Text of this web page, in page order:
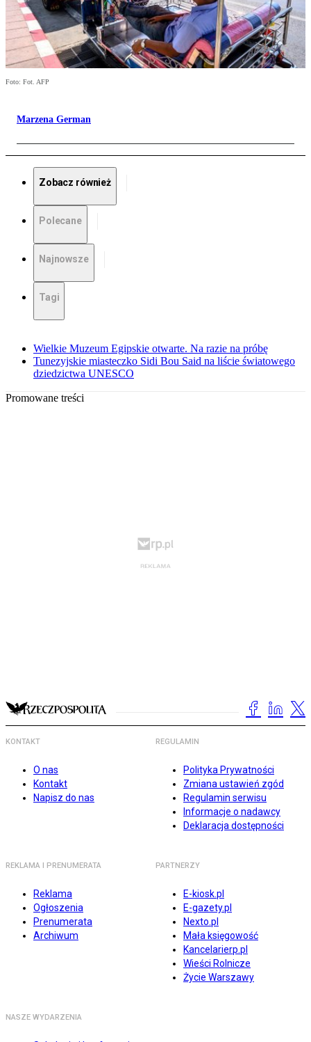
Foto: Fot. AFP
Marzena German
Zobacz również
Polecane
Najnowsze
Tagi
Wielkie Muzeum Egipskie otwarte. Na razie na próbę
Tunezyjskie miasteczko Sidi Bou Said na liście światowego
dziedzictwa UNESCO
Promowane treści
KONTAKT
O nas
Kontakt
Napisz do nas
REGULAMIN
Polityka Prywatności
Zmiana ustawień zgód
Regulamin serwisu
Informacje o nadawcy
Deklaracja dostępności
REKLAMA I PRENUMERATA
Reklama
Ogłoszenia
Prenumerata
Archiwum
PARTNERZY
E-kiosk.pl
E-gazety.pl
Nexto.pl
Mała księgowość
Kancelarierp.pl
Wieści Rolnicze
Życie Warszawy
NASZE WYDARZENIA